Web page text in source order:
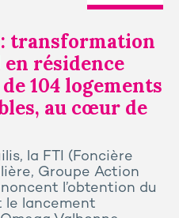
: transformation
en résidence
104 logements
au cœur de
la FTI (Foncière
Groupe Action
l’obtention du
le lancement